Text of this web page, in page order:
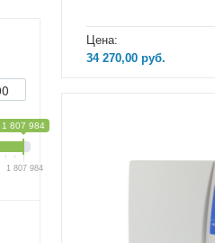
1 807 984
1 807 984
Цена:
34 270,00 руб.